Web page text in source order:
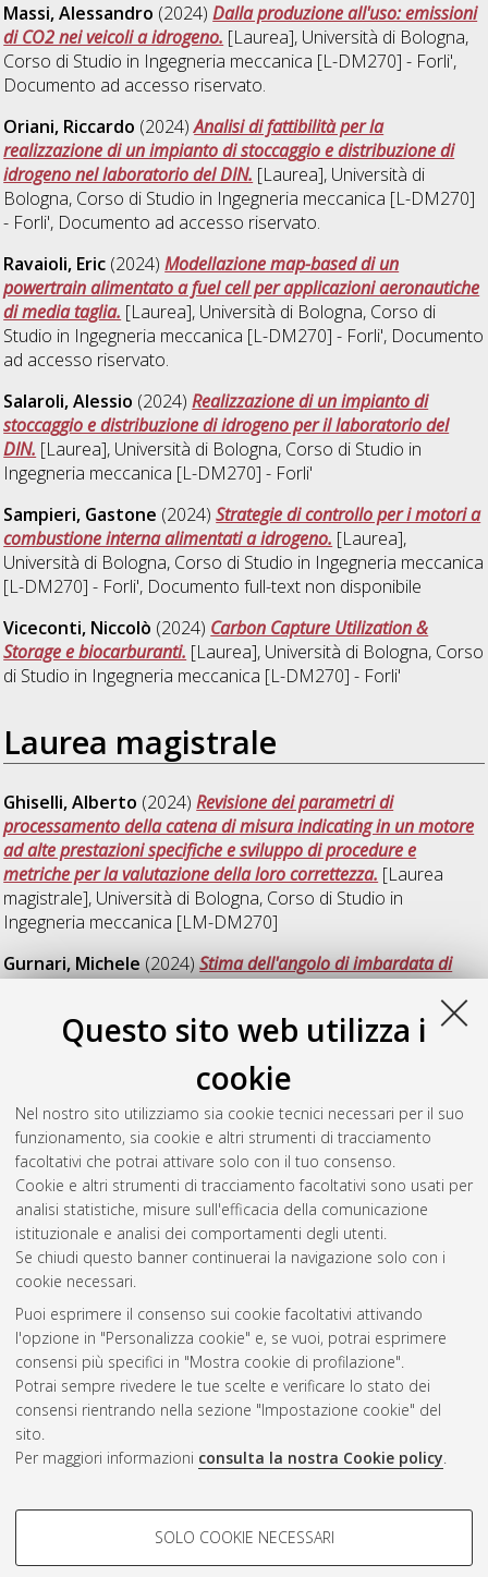
Questo sito web utilizza i
cookie
Nel nostro sito utilizziamo sia cookie tecnici necessari per il suo
funzionamento, sia cookie e altri strumenti di tracciamento
facoltativi che potrai attivare solo con il tuo consenso.
Cookie e altri strumenti di tracciamento facoltativi sono usati per
analisi statistiche, misure sull'efficacia della comunicazione
istituzionale e analisi dei comportamenti degli utenti.
Se chiudi questo banner continuerai la navigazione solo con i
cookie necessari.
Puoi esprimere il consenso sui cookie facoltativi attivando
l'opzione in "Personalizza cookie" e, se vuoi, potrai esprimere
consensi più specifici in "Mostra cookie di profilazione".
Potrai sempre rivedere le tue scelte e verificare lo stato dei
consensi rientrando nella sezione "Impostazione cookie" del
sito.
Per maggiori informazioni consulta la nostra Cookie policy.
COOKIE DI PROFILAZIONE -
SOLO COOKIE NECESSARI
Massi, Alessandro (2024)Dalla produzione all'uso: emissioni
di CO2 nei veicoli a idrogeno. [Laurea], Università di Bologna,
Corso di Studio in Ingegneria meccanica [L-DM270] - Forli',
Documento ad accesso riservato.
Oriani, Riccardo (2024)Analisi di fattibilità per la
realizzazione di un impianto di stoccaggio e distribuzione di
idrogeno nel laboratorio del DIN. [Laurea], Università di
Bologna, Corso di Studio in Ingegneria meccanica [L-DM270]
- Forli', Documento ad accesso riservato.
Ravaioli, Eric (2024)Modellazione map-based di un
powertrain alimentato a fuel cell per applicazioni aeronautiche
di media taglia. [Laurea], Università di Bologna, Corso di
Studio in Ingegneria meccanica [L-DM270] - Forli', Documento
ad accesso riservato.
Salaroli, Alessio (2024)Realizzazione di un impianto di
stoccaggio e distribuzione di idrogeno per il laboratorio del
DIN. [Laurea], Università di Bologna, Corso di Studio in
Ingegneria meccanica [L-DM270] - Forli'
Sampieri, Gastone (2024)Strategie di controllo per i motori a
combustione interna alimentati a idrogeno. [Laurea],
Università di Bologna, Corso di Studio in Ingegneria meccanica
[L-DM270] - Forli', Documento full-text non disponibile
Viceconti, Niccolò (2024) Carbon Capture Utilization &
Storage e biocarburanti. [Laurea], Università di Bologna, Corso
di Studio in Ingegneria meccanica [L-DM270] - Forli'
Laurea magistrale
Ghiselli, Alberto (2024)Revisione dei parametri di
processamento della catena di misura indicating in un motore
ad alte prestazioni specifiche e sviluppo di procedure e
metriche per la valutazione della loro correttezza. [Laurea
magistrale], Università di Bologna, Corso di Studio in
Ingegneria meccanica [LM-DM270]
Gurnari, Michele (2024)Stima dell'angolo di imbardata di
DM270], Documento ad accesso riservato.
(2024)Multiphysic model-based design
vehicle (SHEV).[Laurea magistrale], Università di Bologna,
Corso di Studio inIngegneria meccanica [LM-DM270],
Documento full-text non disponibile
Questa lista e' stata generata ilSun Aug 9 16:02:08 2026
CEST
Atom
Rss 1.0
Rss 2.0
AMS Laurea
Impostazioni Cookie
Informativa sulla privacy
Condizioni d’uso del sito